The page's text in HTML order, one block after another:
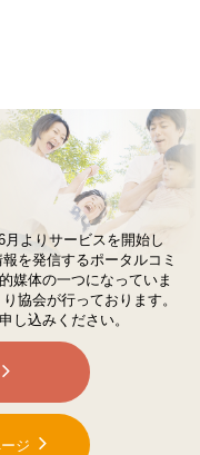
よりサービスを開始し
を発信するポータルコミ
媒体の一つになっていま
協会が行っております。
し込みください。
ジ